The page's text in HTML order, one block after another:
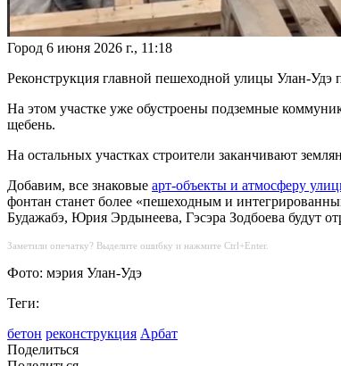
Город 6 июня 2026 г., 11:18
Реконструкция главной пешеходной улицы Улан-Удэ
На этом участке уже обустроены подземные
щебень.
На остальных участках строители заканчивают
Добавим, все знаковые арт-объекты и атмосферу
фонтан станет более «пешеходным и
Будажабэ, Юрия Эрдынеева, Гэсэра Зодбоева будут
Заметили опечатку? Выделите ошибку и нажмите Ctrl+Enter.
Фото: мэрия Улан-Удэ
Теги:
бетон реконструкция Арбат
Поделиться